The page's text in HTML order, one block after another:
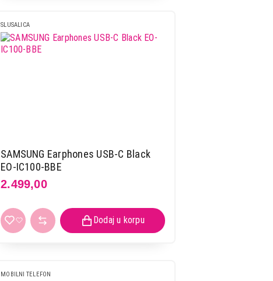
SLUSALICA
SAMSUNG Earphones USB-C Black
EO-IC100-BBE
2.499,00
MOBILNI TELEFON